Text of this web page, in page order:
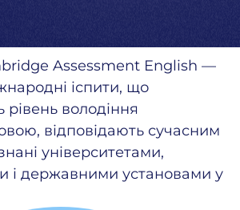
Assessment English —
іспити, що
володіння
відповідають сучасним
університетами,
і державними установами у